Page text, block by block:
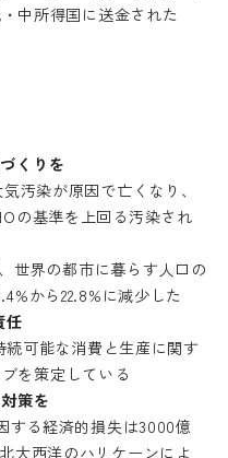
中所得国に送金された
くりを
汚染が原因で亡くなり、
の基準を上回る汚染され
世界の都市に暮らす人口の
から22.8%に減少した
任
続可能な消費と生産に関す
を策定している
策を
する経済的損失は3000億
大西洋のハリケーンによ